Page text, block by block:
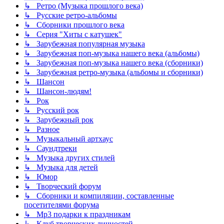
↳ Ретро (Музыка прошлого века)
↳ Русские ретро-альбомы
↳ Сборники прошлого века
↳ Серия "Хиты с катушек"
↳ Зарубежная популярная музыка
↳ Зарубежная поп-музыка нашего века (альбомы)
↳ Зарубежная поп-музыка нашего века (сборники)
↳ Зарубежная ретро-музыка (альбомы и сборники)
↳ Шансон
↳ Шансон-людям!
↳ Рок
↳ Русский рок
↳ Зарубежный рок
↳ Разное
↳ Музыкальный артхаус
↳ Саундтреки
↳ Музыка других стилей
↳ Музыка для детей
↳ Юмор
↳ Творческий форум
↳ Сборники и компиляции, составленные
посетителями форума
↳ Mp3 подарки к праздникам